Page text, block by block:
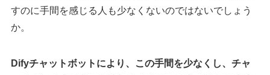
すのに手間を感じる人も少なくないのではないでしょう
か。
Difyチャットボットにより、この手間を少なくし、チャ